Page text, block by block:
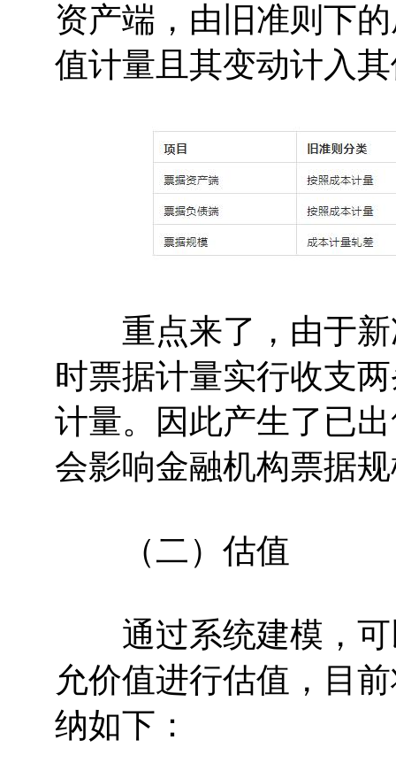
资产端，由旧准则下
值计量且其变动计入
重点来了，由于新
时票据计量实行收支
计量。因此产生了已
会影响金融机构票据
（二）估值
通过系统建模，可
允价值进行估值，目
纳如下：